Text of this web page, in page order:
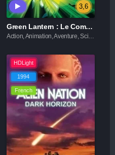
3,6
Green Lantern : Le Complot
Action, Animation, Aventure, Science fiction
HDLight
1994
French